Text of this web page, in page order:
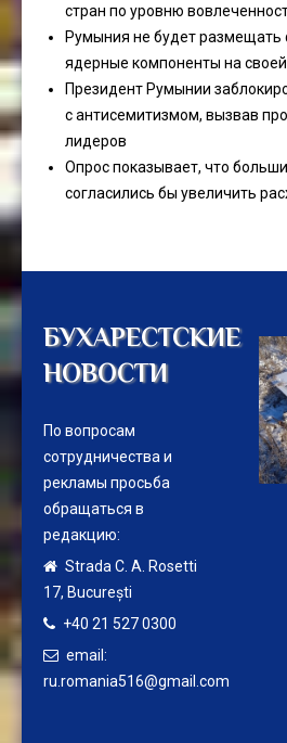
стран по уровню
Румыния не будет размещать
ядерные компоненты на
Президент Румынии
с антисемитизмом, вызвав
лидеров
Опрос показывает, что
согласились бы увеличить
БУХАРЕСТСКИЕ
НОВОСТИ
По вопросам
сотрудничества и
рекламы просьба
обращаться в
редакцию:
Strada C. A. Rosetti
17, București
+40 21 527 0300
email:
ru.romania516@gmail.com